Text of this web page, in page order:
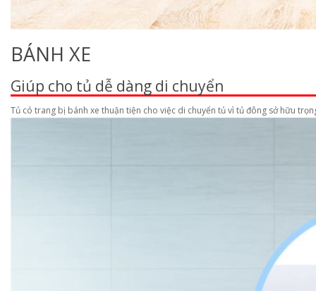
BÁNH XE
Giúp cho tủ dễ dàng di chuyển
Tủ có trang bị bánh xe thuận tiện cho việc di chuyển tủ vì tủ đông sở hữu